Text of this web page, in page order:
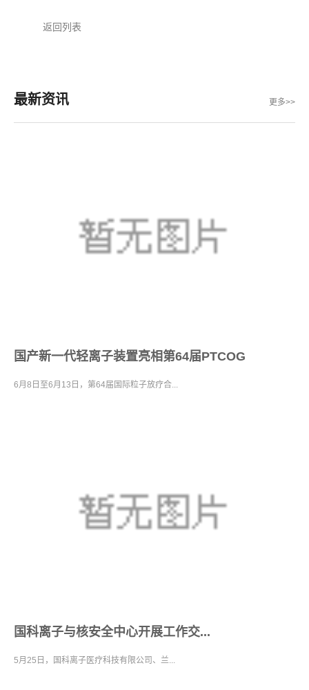
返回列表
最新资讯 更多>>
国产新一代轻离子装置亮相第64届PTCOG
6月8日至6月13日，第64届国际粒子放疗合...
国科离子与核安全中心开展工作交...
5月25日，国科离子医疗科技有限公司、兰...